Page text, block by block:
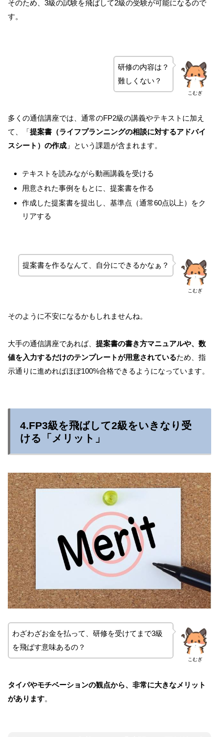
そのため、3級の試験を飛ばして2級の受験が可能になるので
す。
こむぎ
研修の内容は？
難しくない？
多くの通信講座では、通常のFP2級の講義やテキストに加え
て、「提案書（ライフプランニングの相談に対するアドバイ
スシート）の作成 」という課題が含まれます。
テキストを読みながら動画講義を受ける
用意された事例をもとに、提案書を作る
作成した提案書を提出し、基準点（通常60点以上）をク
リアする
こむぎ
提案書を作るなんて、自分にできるかなぁ？
そのように不安になるかもしれませんね。
大手の通信講座であれば、 提案書の書き方マニュアルや、数
値を入力するだけのテンプレートが用意されているため、指
示通りに進めればほぼ100%合格できるようになっています。
4.FP3級を飛ばして2級をいきなり受
ける「メリット」
こむぎ
わざわざお金を払って、研修を受けてまで3級
を飛ばす意味あるの？
タイパやモチベーションの観点から、非常に大きなメリット
があります。